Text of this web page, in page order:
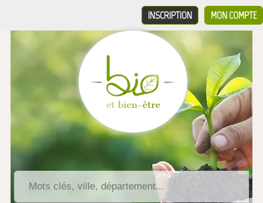
MON COMPTE
INSCRIPTION